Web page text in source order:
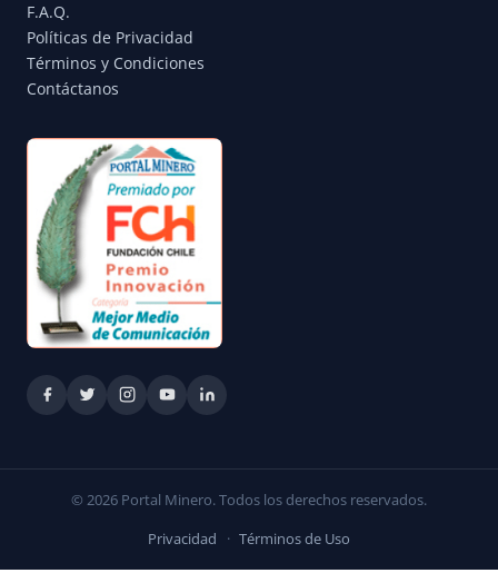
F.A.Q.
Políticas de Privacidad
Términos y Condiciones
Contáctanos
© 2026 Portal Minero. Todos los derechos reservados.
Privacidad · Términos de Uso